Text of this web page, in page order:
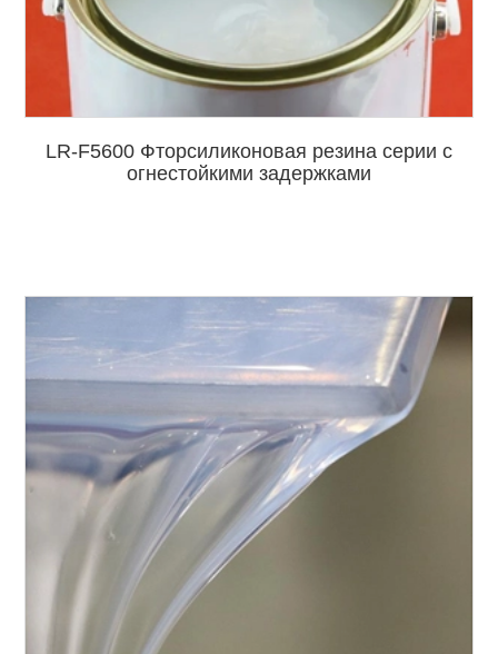
LR-F5600 Фторсиликоновая резина серии с
огнестойкими задержками